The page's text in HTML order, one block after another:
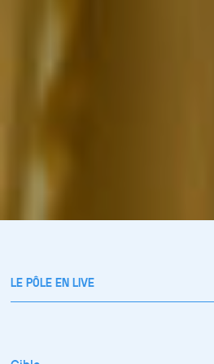
LE PÔLE EN LIVE